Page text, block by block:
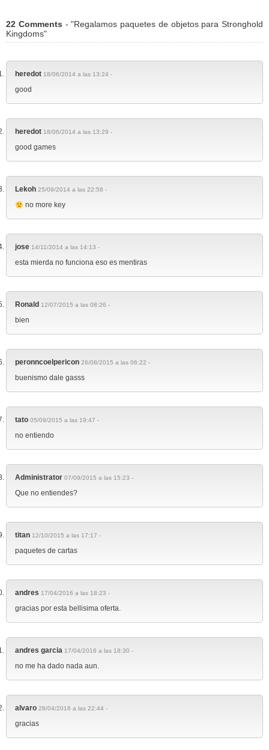
22 Comments - "Regalamos paquetes de objetos para Stronghold
Kingdoms"
heredot 18/06/2014 a las 13:24 -
good
heredot 18/06/2014 a las 13:29 -
good games
Lekoh 25/09/2014 a las 22:58 -
no more key
jose 14/11/2014 a las 14:13 -
esta mierda no funciona eso es mentiras
Ronald 12/07/2015 a las 08:26 -
bien
peronncoelpericon 26/08/2015 a las 06:22 -
buenismo dale gasss
tato 05/09/2015 a las 19:47 -
no entiendo
Administrator 07/09/2015 a las 15:23 -
Que no entiendes?
titan 12/10/2015 a las 17:17 -
paquetes de cartas
andres 17/04/2016 a las 18:23 -
gracias por esta bellisima oferta.
andres garcia 17/04/2016 a las 18:30 -
no me ha dado nada aun.
alvaro 28/04/2016 a las 22:44 -
gracias